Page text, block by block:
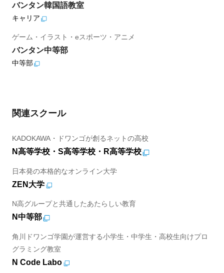
バンタン韓国語教室
キャリア
ゲーム・イラスト・eスポーツ・アニメ
バンタン中等部
中等部
関連スクール
KADOKAWA・ドワンゴが創るネットの高校
N高等学校・S高等学校・R高等学校
日本発の本格的なオンライン大学
ZEN大学
N高グループと共通したあたらしい教育
N中等部
角川ドワンゴ学園が運営する小学生・中学生・高校生向けプロ
グラミング教室
N Code Labo